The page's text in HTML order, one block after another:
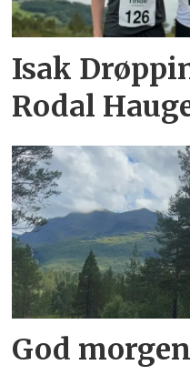
Isak
Rodal
God